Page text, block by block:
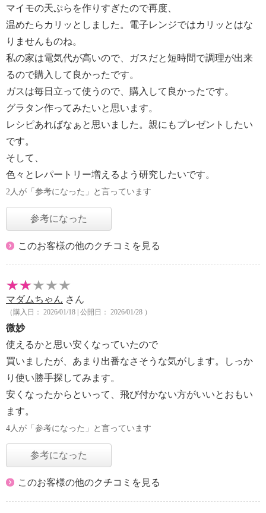
マイモの天ぷらを作りすぎたので再度、
温めたらカリッとしました。電子レンジではカリッとはな
りませんものね。
私の家は電気代が高いので、ガスだと短時間で調理が出来
るので購入して良かったです。
ガスは毎日立って使うので、購入して良かったです。
グラタン作ってみたいと思います。
レシピあればなぁと思いました。親にもプレゼントしたい
です。
そして、
色々とレパートリー増えるよう研究したいです。
2人が「参考になった」と言っています
参考になった
このお客様の他のクチコミを見る
マダムちゃん さん
（購入日： 2026/01/18 | 公開日： 2026/01/28 ）
微妙
使えるかと思い安くなっていたので
買いましたが、あまり出番なさそうな気がします。しっか
り使い勝手探してみます。
安くなったからといって、飛び付かない方がいいとおもい
ます。
4人が「参考になった」と言っています
参考になった
このお客様の他のクチコミを見る